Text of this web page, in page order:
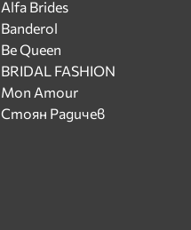
Alfa Brides
Banderol
Be Queen
BRIDAL FASHION
Mon Amour
Стоян Радичев